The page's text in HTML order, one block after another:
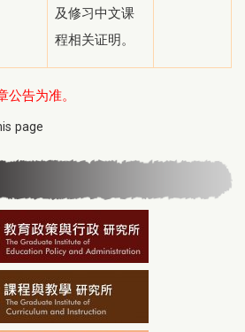
及修习中文课
程相关证明。
公告为准。
page